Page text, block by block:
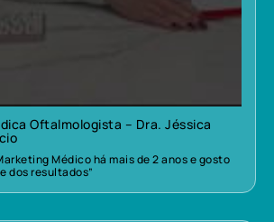
Oftalmologista – Dra. Jéssica
Médico há mais de 2 anos e gosto
dos resultados”